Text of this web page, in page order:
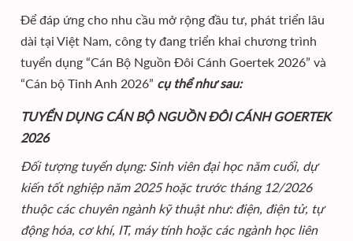
Để đáp ứng cho nhu cầu mở rộng đầu tư, phát triển lâu
dài tại Việt Nam, công ty đang triển khai chương trình
tuyển dụng “Cán Bộ Nguồn Đôi Cánh Goertek 2026” và
“Cán bộ Tinh Anh 2026” cụ thể như sau:
TUYỂN DỤNG CÁN BỘ NGUỒN ĐÔI CÁNH GOERTEK
2026
Đối tượng tuyển dụng: Sinh viên đại học năm cuối, dự
kiến tốt nghiệp năm 2025 hoặc trước tháng 12/2026
thuộc các chuyên ngành kỹ thuật như: điện, điện tử, tự
động hóa, cơ khí, IT, máy tính hoặc các ngành học liên